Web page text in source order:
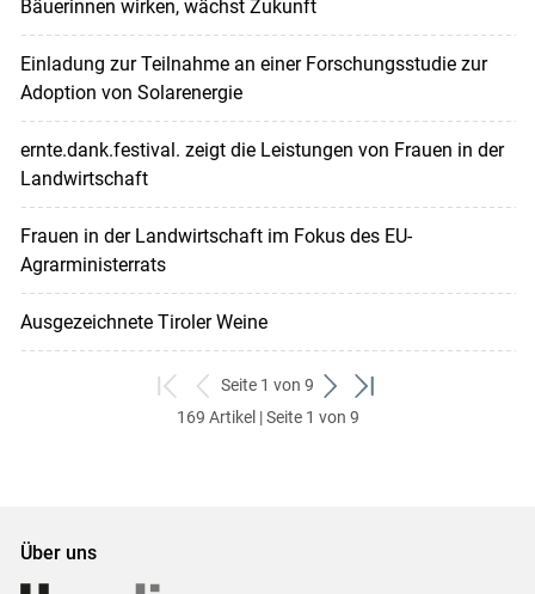
Bäuerinnen wirken, wächst Zukunft
Einladung zur Teilnahme an einer Forschungsstudie zur
Adoption von Solarenergie
ernte.dank.festival. zeigt die Leistungen von Frauen in der
Landwirtschaft
Frauen in der Landwirtschaft im Fokus des EU-
Agrarministerrats
Ausgezeichnete Tiroler Weine
zum
ersten
zurück
zum
Seite 1 von 9
weiter
zum
zum
169 Artikel | Seite 1 von 9
Über uns